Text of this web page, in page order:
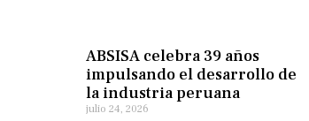
ABSISA celebra 39 años
impulsando el desarrollo de
la industria peruana
julio 24, 2026